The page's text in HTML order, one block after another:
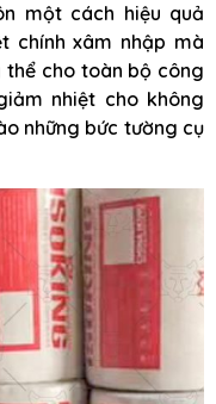
một cách hiệu quả
chính xâm nhập mà
cho toàn bộ công
nhiệt cho không
những bức tường cụ